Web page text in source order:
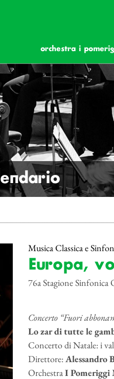
orchestra i
Musica Classica e
Europa,
76a Stagione Sinfonica
Concerto “Fuori
Lo zar di tutte le
Concerto di Natale: i
Direttore:Alessandro
OrchestraI Pomeriggi